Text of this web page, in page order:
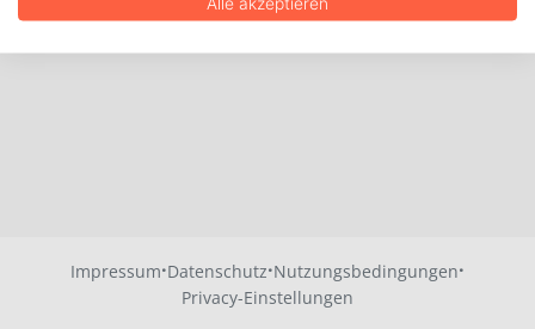
Impressum·Datenschutz·Nutzungsbedingungen·
Privacy-Einstellungen